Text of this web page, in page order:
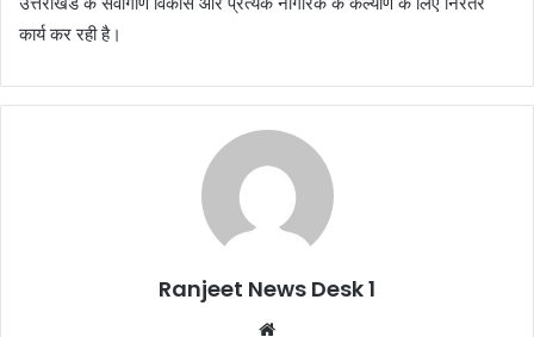
कार्य कर रही है।
Ranjeet News Desk 1